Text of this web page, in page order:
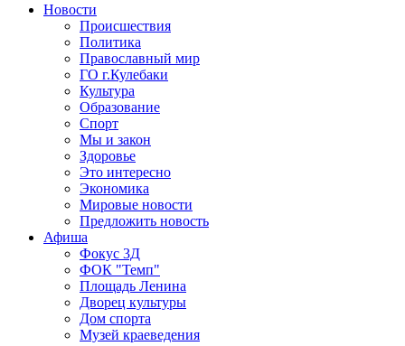
Новости
Происшествия
Политика
Православный мир
ГО г.Кулебаки
Культура
Образование
Спорт
Мы и закон
Здоровье
Это интересно
Экономика
Мировые новости
Предложить новость
Афиша
Фокус 3Д
ФОК "Темп"
Площадь Ленина
Дворец культуры
Дом спорта
Музей краеведения